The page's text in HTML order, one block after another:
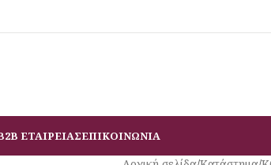
ΕΤΑΙΡΕΙΑΣΕΠΙΚΟΙΝΩΝΙΑ